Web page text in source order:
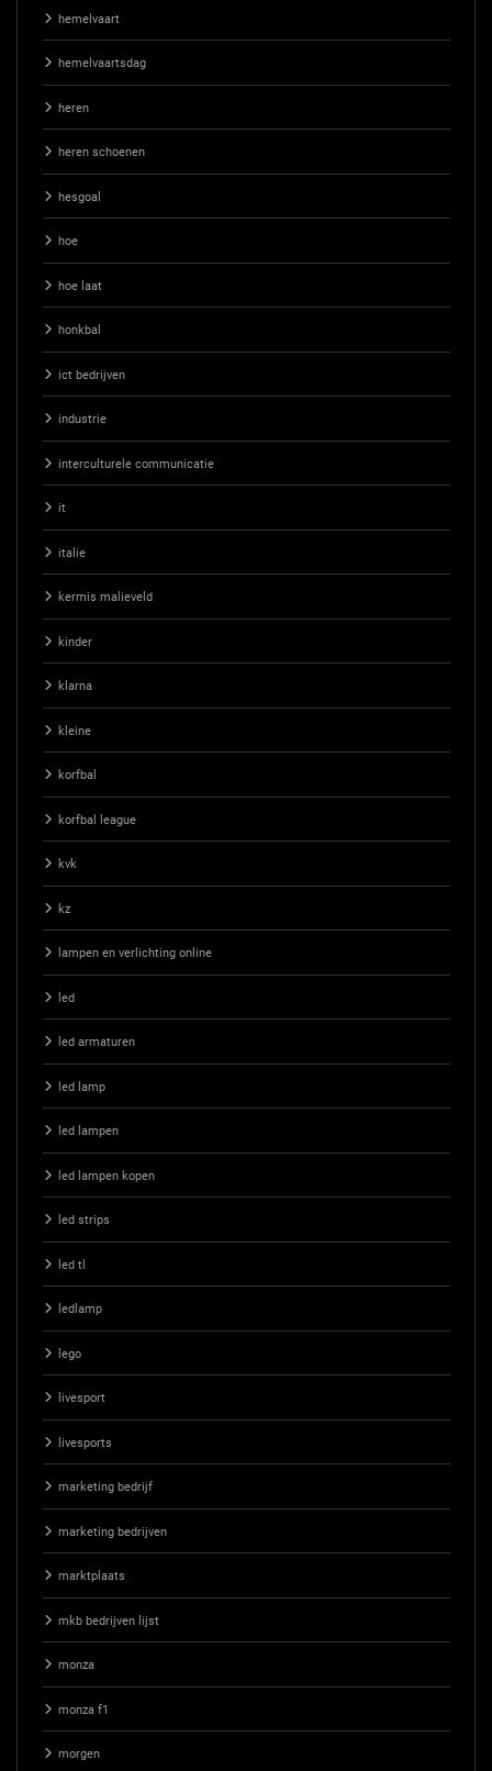
hemelvaart
hemelvaartsdag
heren
heren schoenen
hesgoal
hoe
hoe laat
honkbal
ict bedrijven
industrie
interculturele communicatie
it
italie
kermis malieveld
kinder
klarna
kleine
korfbal
korfbal league
kvk
kz
lampen en verlichting online
led
led armaturen
led lamp
led lampen
led lampen kopen
led strips
led tl
ledlamp
lego
livesport
livesports
marketing bedrijf
marketing bedrijven
marktplaats
mkb bedrijven lijst
monza
monza f1
morgen